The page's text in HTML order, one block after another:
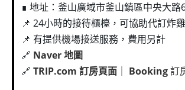
∎ 地址：釜山廣域市釜山鎮區中央大路
📌 24小時的接待櫃檯，可協助代訂炸雞
📌 有提供機場接送服務，費用另計
🔗 Naver 地圖
🔗 TRIP.com 訂房頁面｜ Booking訂